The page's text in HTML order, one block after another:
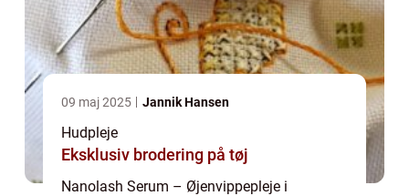
09 maj 2025 Jannik Hansen
Hudpleje
Eksklusiv brodering på tøj
Nanolash Serum – Øjenvippepleje i